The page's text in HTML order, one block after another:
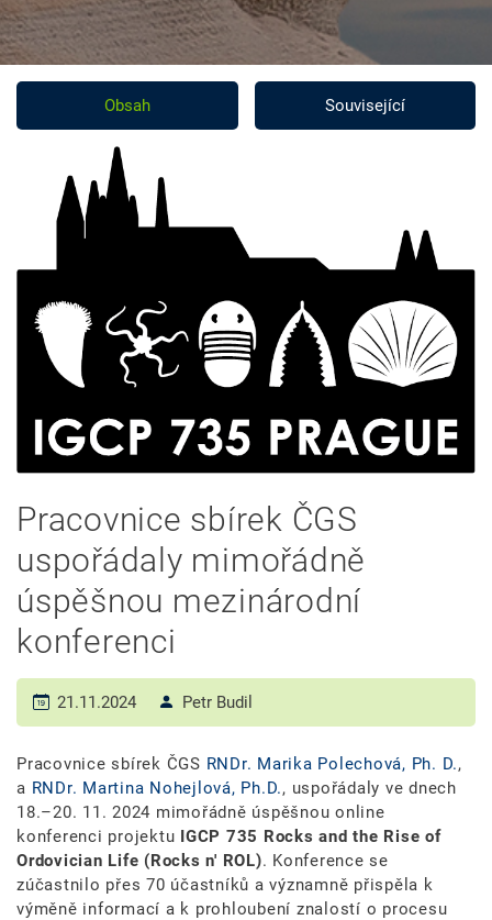
Obsah Související
Pracovnice sbírek ČGS
uspořádaly mimořádně
úspěšnou mezinárodní
konferenci
21.11.2024 Petr Budil
Pracovnice sbírek ČGS RNDr. Marika Polechová, Ph. D.,
a RNDr. Martina Nohejlová, Ph.D., uspořádaly ve dnech
18.–20. 11. 2024 mimořádně úspěšnou online
konferenci projektu IGCP 735 Rocks and the Rise of
Ordovician Life (Rocks n' ROL). Konference se
zúčastnilo přes 70 účastníků a významně přispěla k
výměně informací a k prohloubení znalostí o procesu